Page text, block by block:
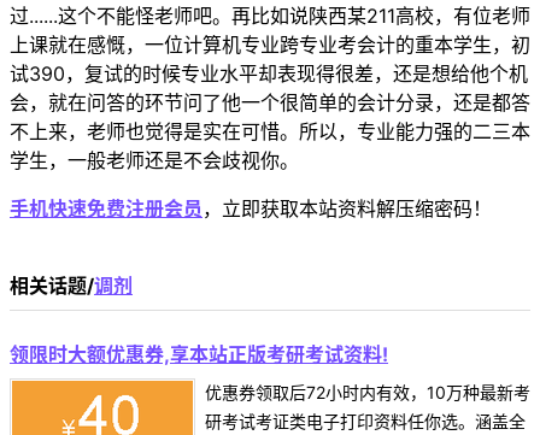
过......这个不能怪老师吧。再比如说陕西某211高校，有位老师
上课就在感慨，一位计算机专业跨专业考会计的重本学生，初
试390，复试的时候专业水平却表现得很差，还是想给他个机
会，就在问答的环节问了他一个很简单的会计分录，还是都答
不上来，老师也觉得是实在可惜。所以，专业能力强的二三本
学生，一般老师还是不会歧视你。
手机快速免费注册会员 ，立即获取本站资料解压缩密码！
相关话题/调剂
领限时大额优惠券,享本站正版考研考试资料!
优惠券领取后72小时内有效，10万种最新考
研考试考证类电子打印资料任你选。涵盖全